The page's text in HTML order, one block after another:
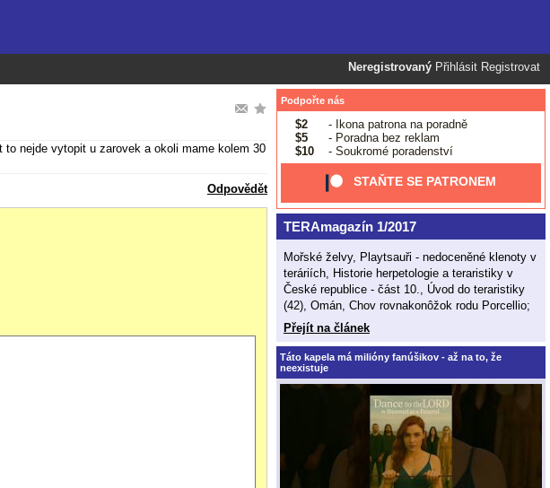
Neregistrovaný Přihlásit Registrovat
to nejde vytopit u zarovek a okoli mame kolem 30
Odpovědět
Podpořte nás
$2
- Ikona patrona na poradně
$5
- Poradna bez reklam
$10
- Soukromé poradenství
STAŇTE SE PATRONEM
TERAmagazín 1/2017
Mořské želvy, Playtsauři - nedoceněné klenoty v
teráriích, Historie herpetologie a teraristiky v
České republice - část 10., Úvod do teraristiky
(42), Omán, Chov rovnakonôžok rodu Porcellio;
Přejít na článek
Táto kapela má milióny fanúšikov - až na to, že
neexistuje